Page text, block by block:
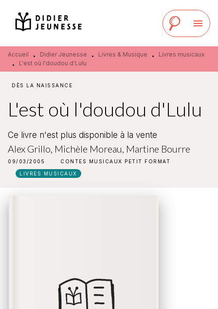
MENU RECHERCHE
PIED DE PAGE
menu
Accueil • Didier Jeunesse • Livres & Musique •
Livres musicaux
•
L'est où l'doudou d'Lulu
DÈS LA NAISSANCE
L'est où l'doudou d'Lulu
Ce livre n'est plus disponible à la vente
Alex Grillo Michèle Moreau Martine Bourre
09/03/2005 CONTES MUSICAUX PETIT FORMAT
LIVRES MUSICAUX